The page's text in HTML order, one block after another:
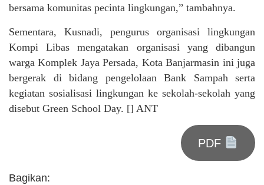
bersama komunitas pecinta lingkungan,” tambahnya.
Sementara, Kusnadi, pengurus organisasi lingkungan
Kompi Libas mengatakan organisasi yang dibangun
warga Komplek Jaya Persada, Kota Banjarmasin ini juga
bergerak di bidang pengelolaan Bank Sampah serta
kegiatan sosialisasi lingkungan ke sekolah-sekolah yang
disebut Green School Day. [] ANT
PDF
Bagikan: